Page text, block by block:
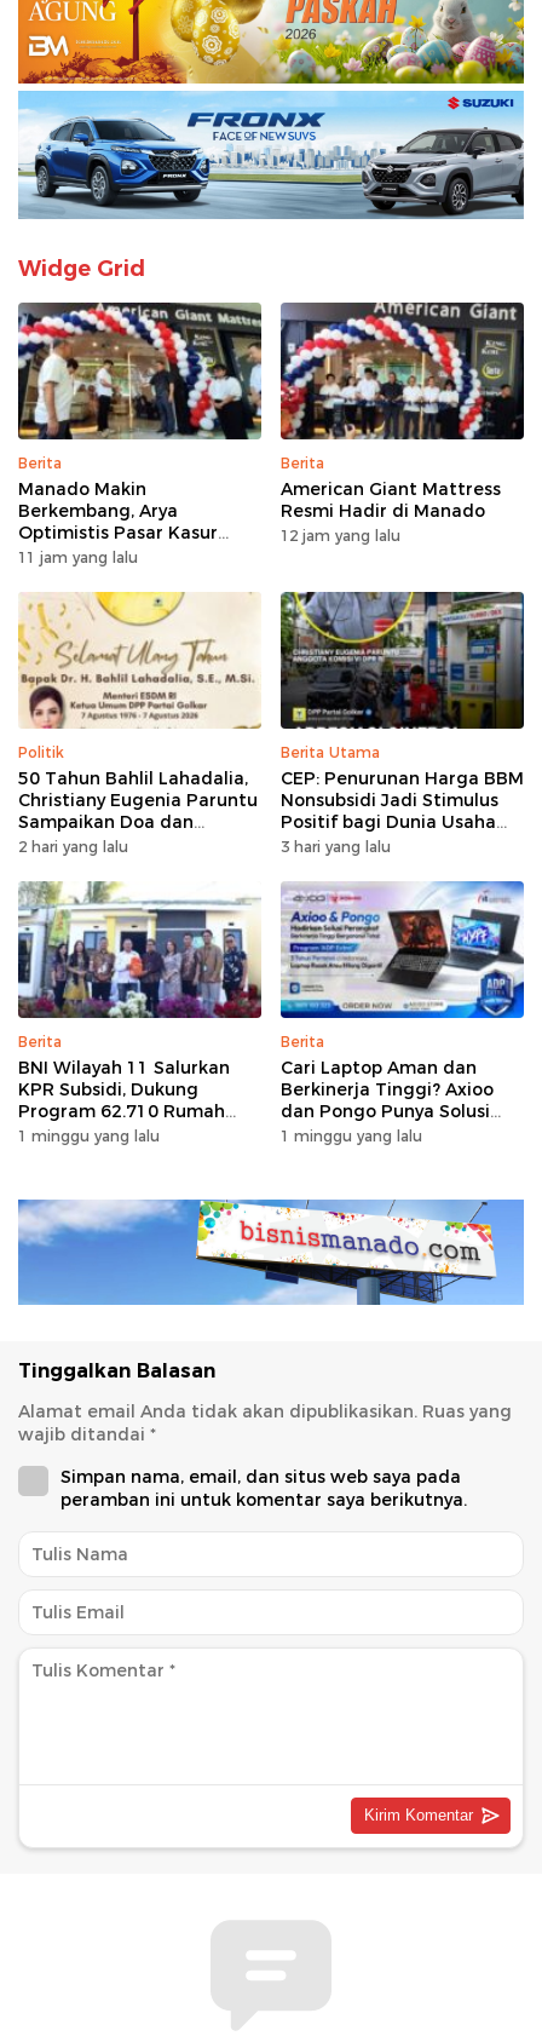
Widge Grid
Berita
Manado Makin
Berkembang, Arya
Optimistis Pasar Kasur
Premium Tumbuh
11 jam yang lalu
Berita
American Giant Mattress
Resmi Hadir di Manado
12 jam yang lalu
Politik
50 Tahun Bahlil Lahadalia,
Christiany Eugenia Paruntu
Sampaikan Doa dan
Harapan
2 hari yang lalu
Berita Utama
CEP: Penurunan Harga BBM
Nonsubsidi Jadi Stimulus
Positif bagi Dunia Usaha
dan Pertumbuhan Ekonomi
3 hari yang lalu
Berita
BNI Wilayah 11 Salurkan
KPR Subsidi, Dukung
Program 62.710 Rumah
Bersubsidi
1 minggu yang lalu
Berita
Cari Laptop Aman dan
Berkinerja Tinggi? Axioo
dan Pongo Punya Solusi
dengan Garansi Ekstra
1 minggu yang lalu
Tinggalkan Balasan
Alamat email Anda tidak akan dipublikasikan. Ruas yang
wajib ditandai *
Simpan nama, email, dan situs web saya pada
peramban ini untuk komentar saya berikutnya.